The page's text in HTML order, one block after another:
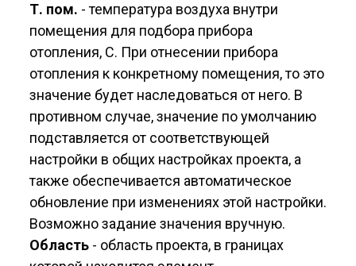
Т. пом. - температура воздуха внутри
помещения для подбора прибора
отопления, С. При отнесении прибора
отопления к конкретному помещения, то это
значение будет наследоваться от него. В
противном случае, значение по умолчанию
подставляется от соответствующей
настройки в общих настройках проекта, а
также обеспечивается автоматическое
обновление при изменениях этой настройки.
Возможно задание значения вручную.
Область - область проекта, в границах